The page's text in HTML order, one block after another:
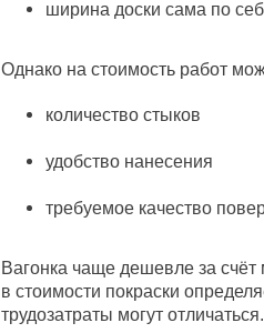
ширина доски сама по
Однако на стоимость работ
количество стыков
удобство нанесения
требуемое качество
Вагонка чаще дешевле за
в стоимости покраски
трудозатраты могут отличаться.